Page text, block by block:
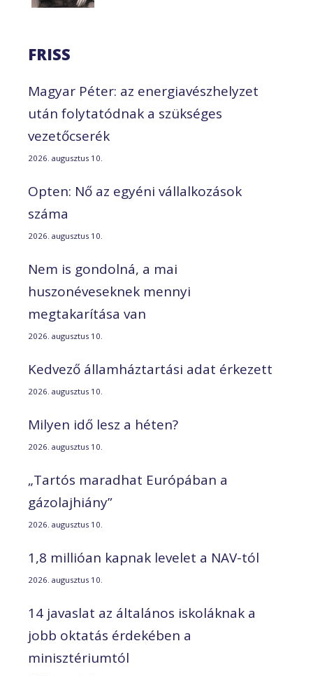
FRISS
Magyar Péter: az energiavészhelyzet
után folytatódnak a szükséges
vezetőcserék
2026. augusztus 10.
Opten: Nő az egyéni vállalkozások
száma
2026. augusztus 10.
Nem is gondolná, a mai
huszonéveseknek mennyi
megtakarítása van
2026. augusztus 10.
Kedvező államháztartási adat érkezett
2026. augusztus 10.
Milyen idő lesz a héten?
2026. augusztus 10.
„Tartós maradhat Európában a
gázolajhiány”
2026. augusztus 10.
1,8 millióan kapnak levelet a NAV-tól
2026. augusztus 10.
14 javaslat az általános iskoláknak a
jobb oktatás érdekében a
minisztériumtól